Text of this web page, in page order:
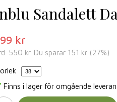
Sandalett
kr
550 kr. Du sparar 151 kr (27%)
Finns i lager för omgående